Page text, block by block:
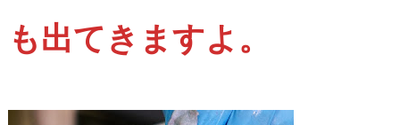
も出てきますよ。